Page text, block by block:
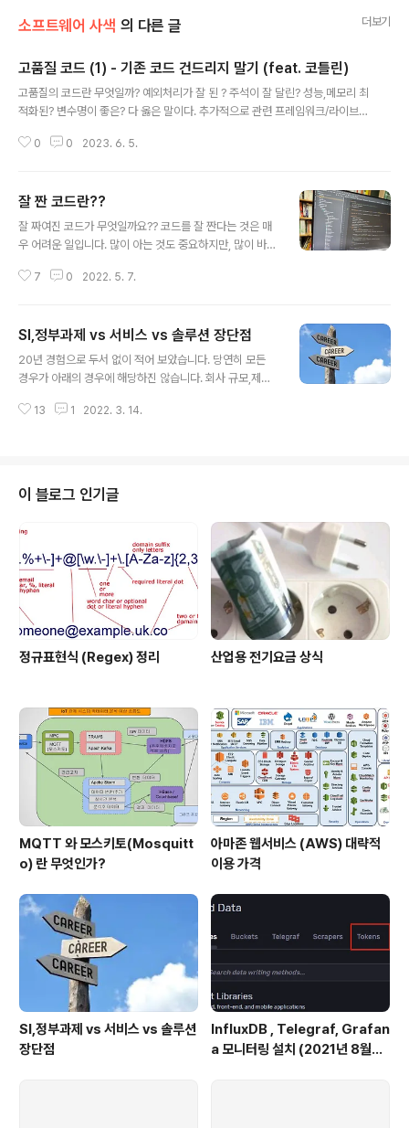
소프트웨어 사색 의 다른 글 더보기
고품질 코드 (1) - 기존 코드 건드리지 말기 (feat. 코틀린)
고품질의 코드란 무엇일까? 예외처리가 잘 된 ? 주석이 잘 달린? 성능,메모리 최
적화된? 변수명이 좋은? 다 옳은 말이다. 추가적으로 관련 프레임워크/라이브러
의 코드란 새로운 기능을 구현 할 때 최대한 기존 구현된 코드는 건드리지 않는
oC(Dependency Injection etc) 마틴파울러의 리팩토링 - Refactor Con
ditional To Polymorphism 로버트 C. 마틴 클린코드 - Data/Object Anti
-S..
0 0 2023. 6. 5.
잘 짠 코드란??
잘 짜여진 코드가 무엇일까요?? 코드를 잘 짠다는 것은 매
우 어려운 일입니다. 많이 아는 것도 중요하지만, 많이 바꾸
이 바꾸게 될 것이고, 아름답게 가꾸고 싶어질 것이며 자연
겠지요.하지만 애정이 있다면 역시 공부를 하게 되겠죠?? -
한번에 좋은 코드를 짜는 건 세상 어떤 프로그래머도 불가
능 합니다.- 소설가들은 좋은 글을 작성 하기 위해서 한 문
데 그렇게 쓰여진 문장을 몇 년 후에 다시 보았을 때, 후회
7 0 2022. 5. 7.
SI,정부과제 vs 서비스 vs 솔루션 장단점
20년 경험으로 두서 없이 적어 보았습니다. 당연히 모든
경우가 아래의 경우에 해당하진 않습니다. 회사 규모,제품
라 질 수 있으며 정해진 답이 없기에 맞다 틀리다 보다는 본
새로운 기술분야를 도전(경험)할 기회가 있다. 전공이 아닐
지라도(인공지능,빅데이터,블록체인등등) 1-2. 새로운 도
메인 분야를 도전(경험) 할 수 있다. (은행,병원,통신 등등)
2. Low risk / Low Return이다. 즉 정부 돈, 갑의 돈으로
할 수 있으니 부담이 없습니다. 3. 결..
13 1 2022. 3. 14.
이 블로그 인기글
정규표현식 (Regex) 정리 산업용 전기요금 상식
MQTT 와 모스키토(Mosquitt
o) 란 무엇인가?
아마존 웹서비스 (AWS) 대략적
이용 가격
SI,정부과제 vs 서비스 vs 솔루션
장단점
InfluxDB , Telegraf, Grafan
a 모니터링 설치 (2021년 8월기